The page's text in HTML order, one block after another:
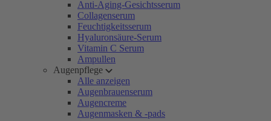
Anti-Aging-Gesichtsserum
Collagenserum
Feuchtigkeitsserum
Hyaluronsäure-Serum
Vitamin C Serum
Ampullen
Augenpflege
Alle anzeigen
Augenbrauenserum
Augencreme
Augenmasken & -pads